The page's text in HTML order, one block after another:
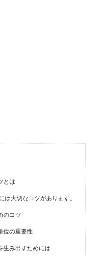
い方や物の食べ方などにおいて
の素質として大切なこと
とは
は大切なコツがあります。
のコツ
位の重要性
生み出すためには